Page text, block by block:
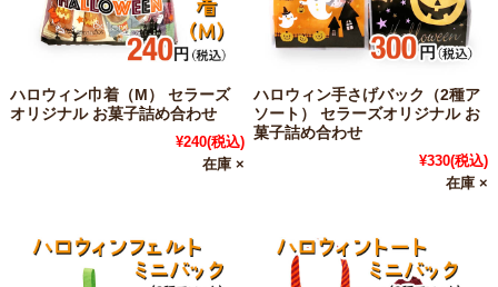
ハロウィン巾着（M） セラーズ
オリジナル お菓子詰め合わせ
¥240(税込)
在庫 ×
ハロウィン手さげバック（2種ア
ソート） セラーズオリジナル お
菓子詰め合わせ
¥330(税込)
在庫 ×